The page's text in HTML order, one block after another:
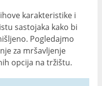
karakteristike i
sastojaka kako bi
Pogledajmo
za mršavljenje
opcija na tržištu.